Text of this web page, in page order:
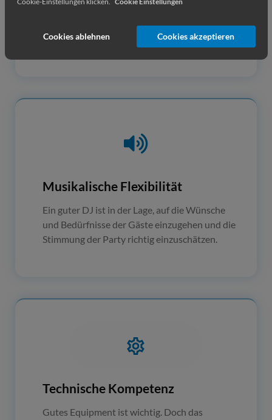
Kunden wünschen sich DJ’s, die sich an
Vereinbarungen halten und pünktlich sind.
Musikalische Flexibilität
Ein guter DJ ist in der Lage, auf die Wünsche
und Bedürfnisse der Gäste einzugehen und die
Stimmung der Party richtig einzuschätzen.
Technische Kompetenz
Gutes Equipment ist wichtig. Doch das
Cookies ablehnen Cookies akzeptieren